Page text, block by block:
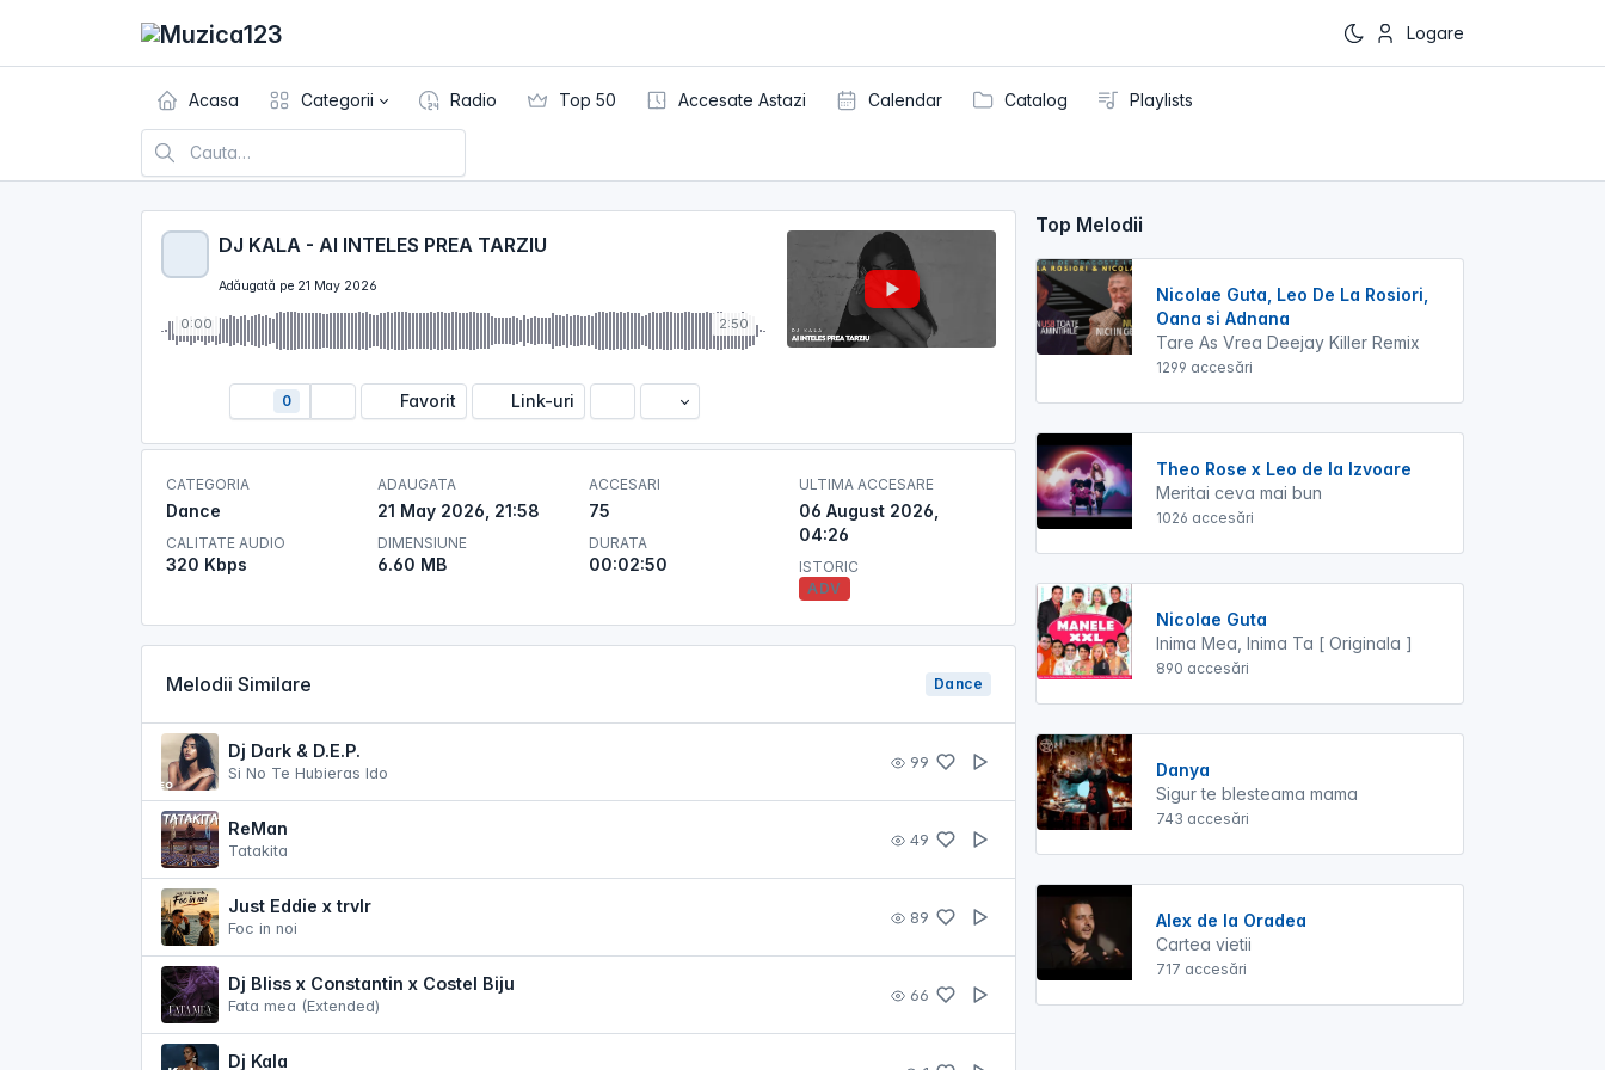
Logare
Acasa Categorii Radio Top 50 Accesate Astazi Calendar Catalog Playlists
DJ KALA - AI INTELES PREA TARZIU
Adăugată pe 21 May 2026
0:00 2:50
0 Favorit Link-uri
CATEGORIA
Dance
CALITATE AUDIO
320 Kbps
ADAUGATA
21 May 2026, 21:58
DIMENSIUNE
6.60 MB
ACCESARI
75
DURATA
00:02:50
ULTIMA ACCESARE
06 August 2026,
04:26
ISTORIC
ADV
Melodii Similare Dance
Dj Dark & D.E.P.
Si No Te Hubieras Ido
99
ReMan
Tatakita
49
Just Eddie x trvlr
Foc in noi
89
Dj Bliss x Constantin x Costel Biju
Fata mea (Extended)
66
Dj Kala
Top Melodii
Nicolae Guta, Leo De La Rosiori,
Oana si Adnana
Tare As Vrea Deejay Killer Remix
1299 accesări
Theo Rose x Leo de la Izvoare
Meritai ceva mai bun
1026 accesări
Nicolae Guta
Inima Mea, Inima Ta [ Originala ]
890 accesări
Danya
Sigur te blesteama mama
743 accesări
Alex de la Oradea
Cartea vietii
717 accesări